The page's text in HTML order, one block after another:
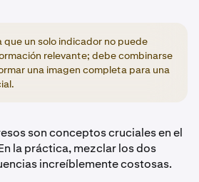
que un solo indicador no puede
relevante; debe combinarse
una imagen completa para una
son conceptos cruciales en el
la práctica, mezclar los dos
increíblemente costosas.